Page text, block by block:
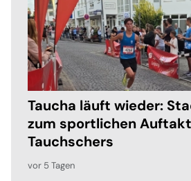
Taucha läuft wieder:
zum sportlichen
Tauchschers
vor 5 Tagen